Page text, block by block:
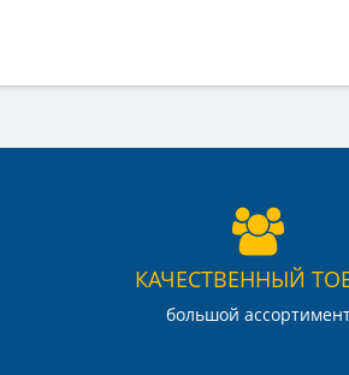
КАЧЕСТВЕННЫЙ
большой